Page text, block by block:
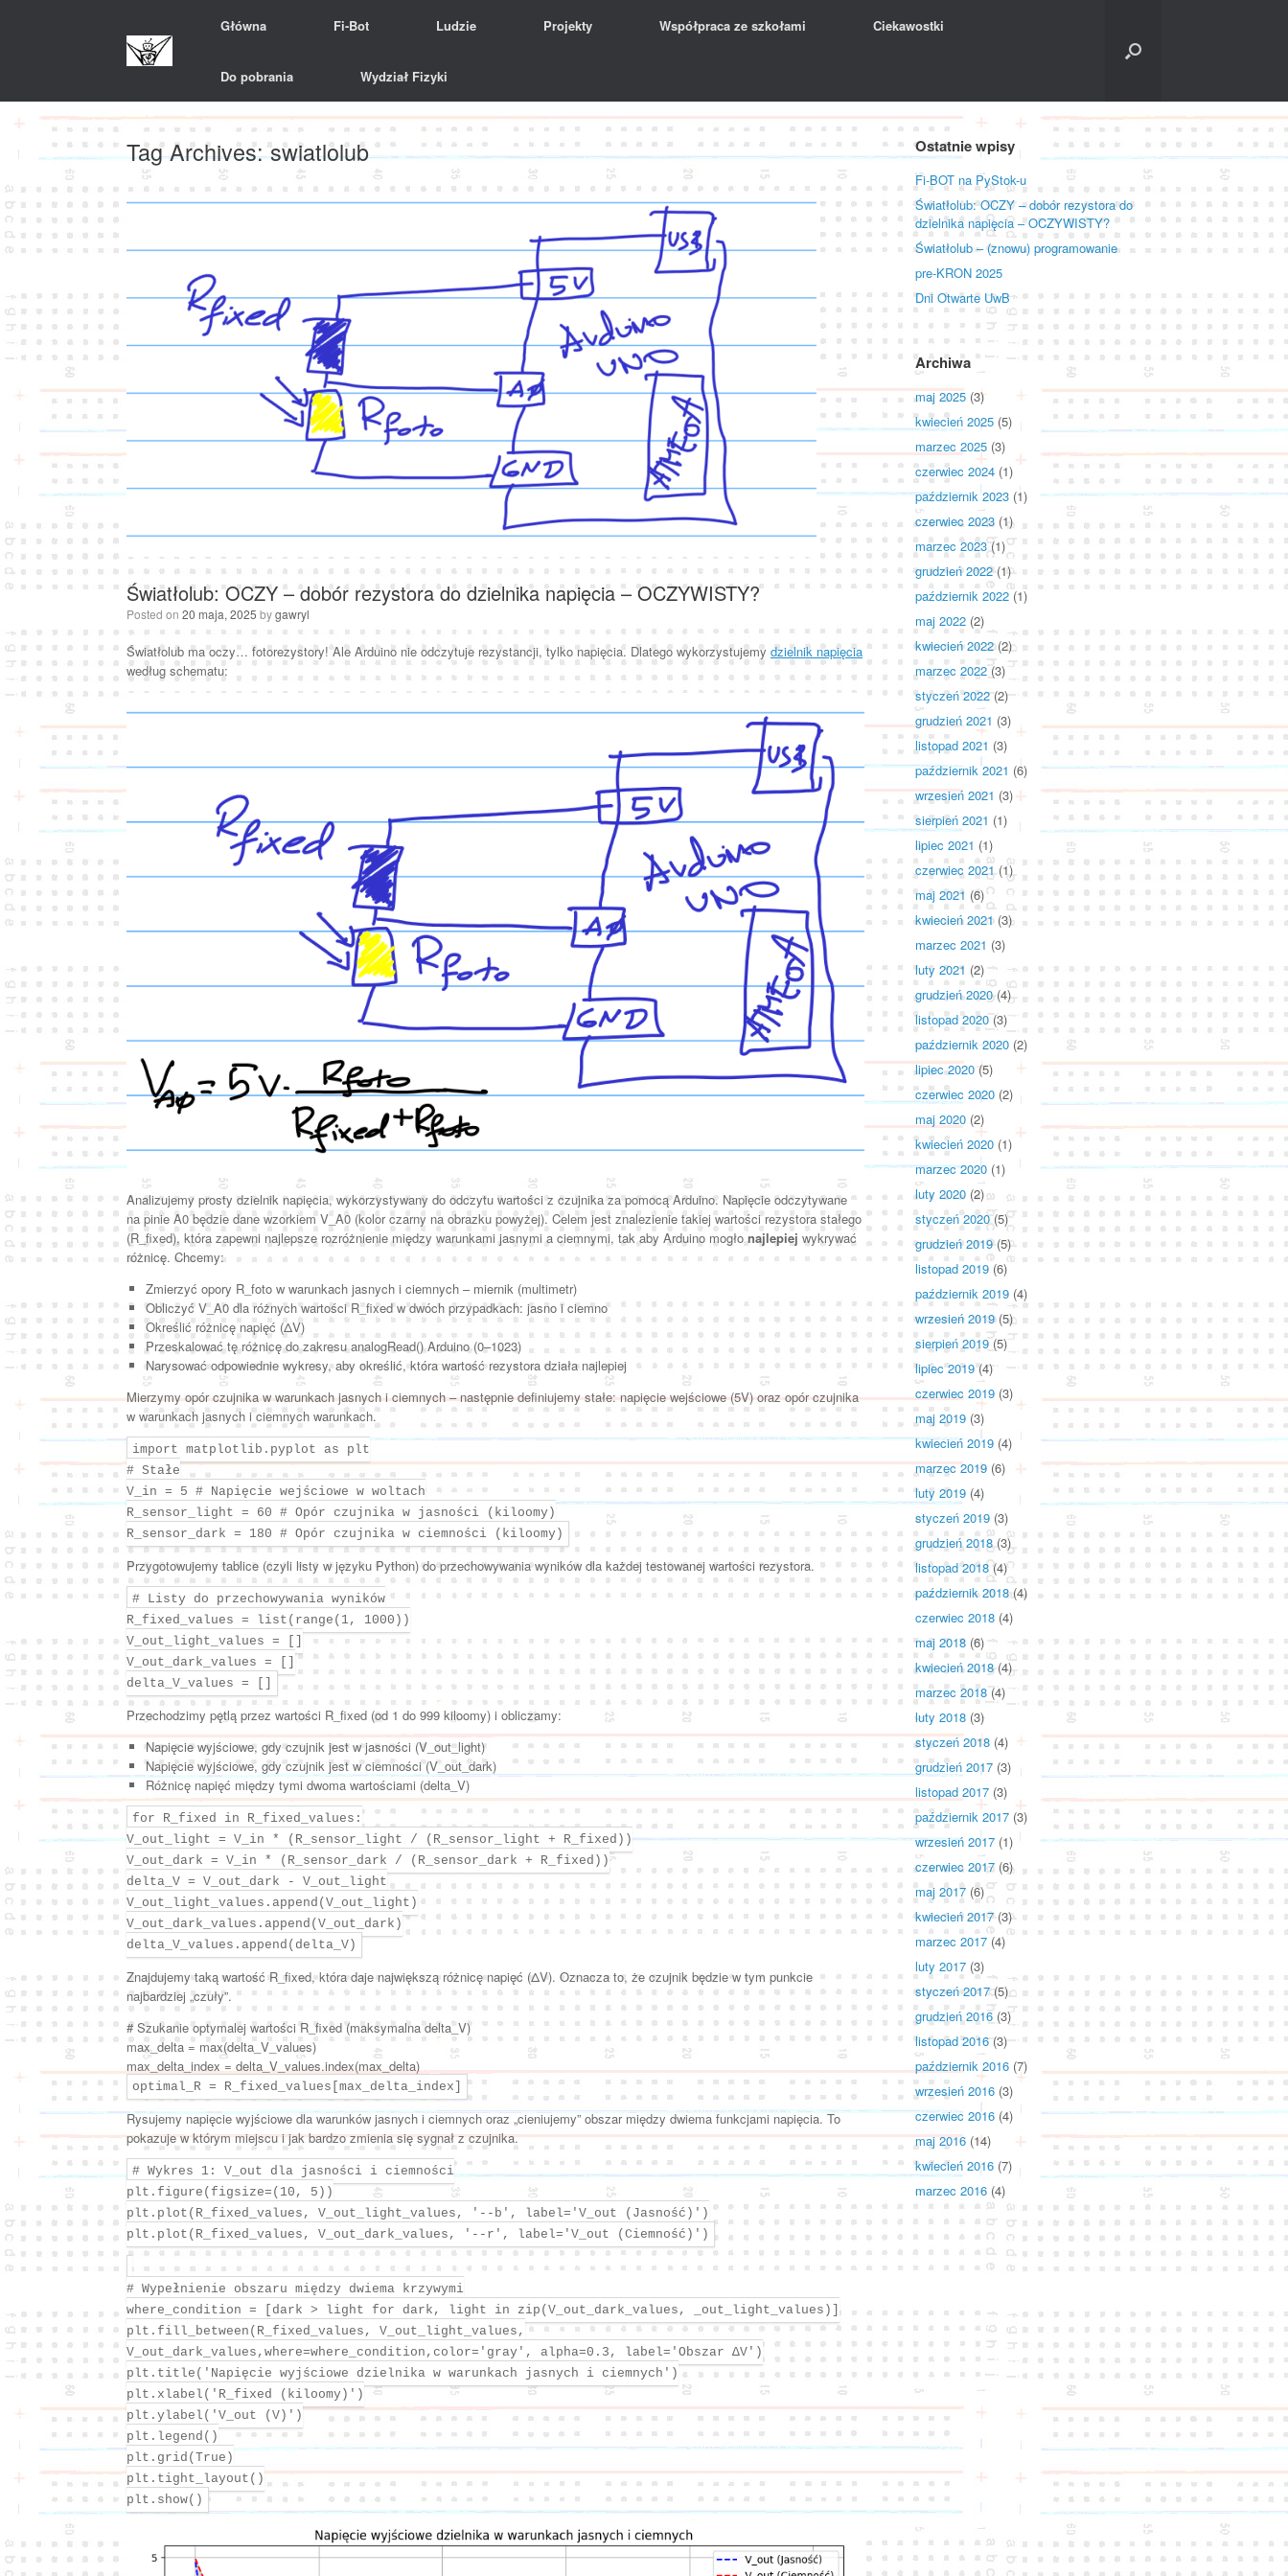
Główna Fi-Bot Ludzie Projekty Współpraca ze szkołami Ciekawostki
Do pobrania Wydział Fizyki
Tag Archives:swiatlolub
Światłolub: OCZY – dobór rezystora do dzielnika napięcia – OCZYWISTY?
Posted on 20 maja, 2025 bygawryl
Światłolub ma oczy… fotorezystory! Ale Arduino nie odczytuje rezystancji, tylko napięcia. Dlatego wykorzystujemy dzielnik napięcia
według schematu:
Analizujemy prosty dzielnik napięcia, wykorzystywany do odczytu wartości z czujnika za pomocą Arduino. Napięcie odczytywane
na pinie A0 będzie dane wzorkiem V_A0 (kolor czarny na obrazku powyżej). Celem jest znalezienie takiej wartości rezystora stałego
(R_fixed), która zapewni najlepsze rozróżnienie między warunkami jasnymi a ciemnymi, tak aby Arduino mogło najlepiej wykrywać
różnicę. Chcemy:
Zmierzyć opory R_foto w warunkach jasnych i ciemnych – miernik (multimetr)
Obliczyć V_A0 dla różnych wartości R_fixed w dwóch przypadkach: jasno i ciemno
Określić różnicę napięć (ΔV)
Przeskalować tę różnicę do zakresu analogRead() Arduino (0–1023)
Narysować odpowiednie wykresy, aby określić, która wartość rezystora działa najlepiej
Mierzymy opór czujnika w warunkach jasnych i ciemnych – następnie definiujemy stałe: napięcie wejściowe (5V) oraz opór czujnika
w warunkach jasnych i ciemnych warunkach.
import matplotlib.pyplot as plt
# Stałe
V_in = 5 # Napięcie wejściowe w woltach
R_sensor_light = 60 # Opór czujnika w jasności (kiloomy)
R_sensor_dark = 180 # Opór czujnika w ciemności (kiloomy)
Przygotowujemy tablice (czyli listy w języku Python) do przechowywania wyników dla każdej testowanej wartości rezystora.
# Listy do przechowywania wyników
R_fixed_values = list(range(1, 1000))
V_out_light_values = []
V_out_dark_values = []
delta_V_values = []
Przechodzimy pętlą przez wartości R_fixed (od 1 do 999 kiloomy) i obliczamy:
Napięcie wyjściowe, gdy czujnik jest w jasności (V_out_light)
Napięcie wyjściowe, gdy czujnik jest w ciemności (V_out_dark)
Różnicę napięć między tymi dwoma wartościami (delta_V)
for R_fixed in R_fixed_values:
V_out_light = V_in * (R_sensor_light / (R_sensor_light + R_fixed))
V_out_dark = V_in * (R_sensor_dark / (R_sensor_dark + R_fixed))
delta_V = V_out_dark - V_out_light
V_out_light_values.append(V_out_light)
V_out_dark_values.append(V_out_dark)
delta_V_values.append(delta_V)
Znajdujemy taką wartość R_fixed, która daje największą różnicę napięć (ΔV). Oznacza to, że czujnik będzie w tym punkcie
najbardziej „czuły”.
# Szukanie optymalej wartości R_fixed (maksymalna delta_V)
max_delta = max(delta_V_values)
max_delta_index = delta_V_values.index(max_delta)
optimal_R = R_fixed_values[max_delta_index]
Rysujemy napięcie wyjściowe dla warunków jasnych i ciemnych oraz „cieniujemy” obszar między dwiema funkcjami napięcia. To
pokazuje w którym miejscu i jak bardzo zmienia się sygnał z czujnika.
# Wykres 1: V_out dla jasności i ciemności
plt.figure(figsize=(10, 5))
plt.plot(R_fixed_values, V_out_light_values, '--b', label='V_out (Jasność)')
plt.plot(R_fixed_values, V_out_dark_values, '--r', label='V_out (Ciemność)')
# Wypełnienie obszaru między dwiema krzywymi
where_condition = [dark > light for dark, light in zip(V_out_dark_values, _out_light_values)]
plt.fill_between(R_fixed_values, V_out_light_values,
V_out_dark_values,where=where_condition,color='gray', alpha=0.3, label='Obszar ΔV')
plt.title('Napięcie wyjściowe dzielnika w warunkach jasnych i ciemnych')
plt.xlabel('R_fixed (kiloomy)')
plt.ylabel('V_out (V)')
plt.legend()
plt.grid(True)
plt.tight_layout()
plt.show()
Ostatnie wpisy
Fi-BOT na PyStok-u
Światłolub: OCZY – dobór rezystora do
dzielnika napięcia – OCZYWISTY?
Światłolub – (znowu) programowanie
pre-KRON 2025
Dni Otwarte UwB
Archiwa
maj 2025 (3)
kwiecień 2025 (5)
marzec 2025 (3)
czerwiec 2024 (1)
październik 2023 (1)
czerwiec 2023 (1)
marzec 2023(1)
grudzień 2022(1)
październik 2022(1)
maj 2022 (2)
kwiecień 2022(2)
marzec 2022(3)
styczeń 2022(2)
grudzień 2021 (3)
listopad 2021 (3)
październik 2021 (6)
wrzesień 2021 (3)
sierpień 2021 (1)
lipiec 2021 (1)
czerwiec 2021 (1)
maj 2021 (6)
kwiecień 2021(3)
marzec 2021 (3)
luty 2021 (2)
grudzień 2020(4)
listopad 2020(3)
październik 2020 (2)
lipiec 2020(5)
czerwiec 2020 (2)
maj 2020 (2)
kwiecień 2020 (1)
marzec 2020 (1)
luty 2020 (2)
styczeń 2020(5)
grudzień 2019(5)
listopad 2019 (6)
październik 2019 (4)
wrzesień 2019(5)
sierpień 2019(5)
lipiec 2019(4)
czerwiec 2019 (3)
maj 2019 (3)
kwiecień 2019 (4)
marzec 2019 (6)
luty 2019 (4)
styczeń 2019 (3)
grudzień 2018(3)
listopad 2018(4)
październik 2018(4)
czerwiec 2018 (4)
maj 2018 (6)
kwiecień 2018(4)
marzec 2018(4)
luty 2018 (3)
styczeń 2018 (4)
grudzień 2017 (3)
listopad 2017 (3)
październik 2017 (3)
wrzesień 2017 (1)
czerwiec 2017 (6)
maj 2017 (6)
kwiecień 2017(3)
marzec 2017 (4)
luty 2017 (3)
styczeń 2017(5)
grudzień 2016(3)
listopad 2016(3)
październik 2016 (7)
wrzesień 2016 (3)
czerwiec 2016 (4)
maj 2016 (14)
kwiecień 2016 (7)
marzec 2016 (4)